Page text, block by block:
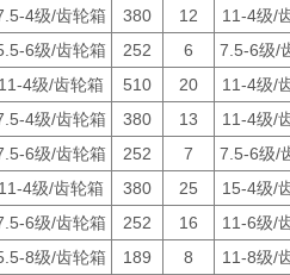
4级/齿轮箱 380 12
11-4级/
6级/齿轮箱 252 6 7.5-6级/
11-4级/齿轮箱 510 20
11-4级/
4级/齿轮箱 380 13
11-4级/
6级/齿轮箱 252 7 7.5-6级/
11-4级/齿轮箱 380 25
15-4级/
6级/齿轮箱 252 16
11-6级/
8级/齿轮箱 189 8 11-8级/